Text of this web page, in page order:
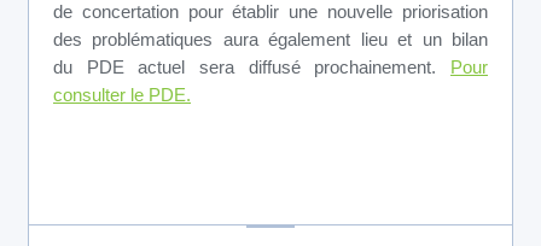
de concertation pour établir une nouvelle priorisation
des problématiques aura également lieu et un bilan
du PDE actuel sera diffusé prochainement. Pour
consulter le PDE.